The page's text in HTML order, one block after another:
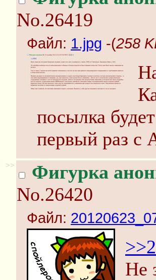
No.26419
Файл: 1.jpg -(258
посылка
первый раз с
>> Фигурка
No.26420
Файл:
Не